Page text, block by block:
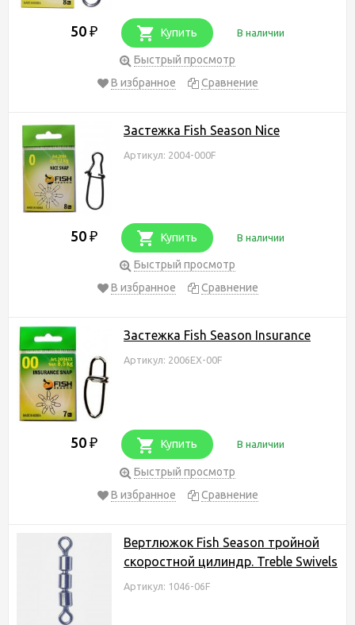
50 ₽ Купить В наличии
Быстрый просмотр
В избранное
Сравнение
Застежка Fish Season Nice
Артикул: 2004-000F
50 ₽ Купить В наличии
Быстрый просмотр
В избранное
Сравнение
Застежка Fish Season Insurance
Артикул: 2006EX-00F
50 ₽ Купить В наличии
Быстрый просмотр
В избранное
Сравнение
Вертлюжок Fish Season тройной
скоростной цилиндр. Treble Swivels
Артикул: 1046-06F